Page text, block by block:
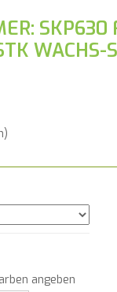
SKP630
WACHS-
angeben